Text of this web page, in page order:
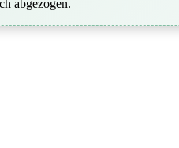
abgezogen.